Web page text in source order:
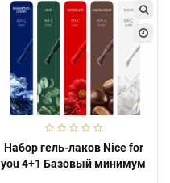
Набор гель-лаков Nice for
you 4+1 Базовый минимум